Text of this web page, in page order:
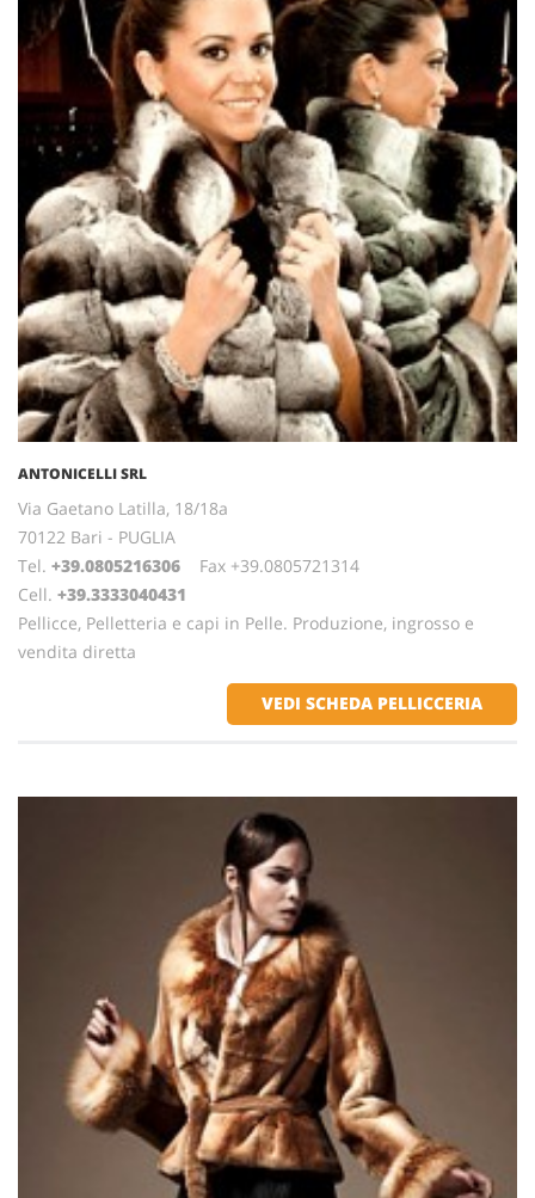
ANTONICELLI SRL
Via Gaetano Latilla, 18/18a
70122 Bari - PUGLIA
Tel. +39.0805216306 Fax +39.0805721314
Cell. +39.3333040431
Pellicce, Pelletteria e capi in Pelle. Produzione, ingrosso e
vendita diretta
VEDI SCHEDA PELLICCERIA